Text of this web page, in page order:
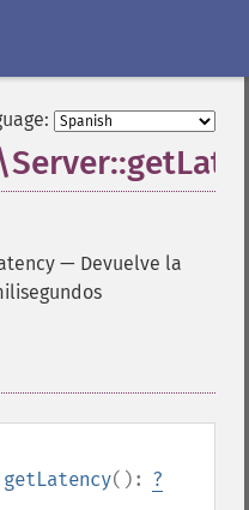
— Devuelve la
(): ?